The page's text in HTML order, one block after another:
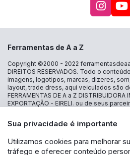
Sua privacidade é importante
Utilizamos cookies para melhorar
tráfego e oferecer conteúdo
Ferramentas de A a Z
Copyright ©2000 - 2022
DIREITOS RESERVADOS. Todo o
imagens, logotipos, marcas, dizeres,
layout, trade dress, aqui veiculados são
FERRAMENTAS DE A a Z DISTRIBUIDORA
EXPORTAÇÃO - EIRELI. ou de seus
expressa autorização. A violação de
implicará na responsabilização cível e
EXPORTAÇÃO - EIRELI - CNPJ:
Lágrimas 1986 loja 16 - Jd São Caetano -